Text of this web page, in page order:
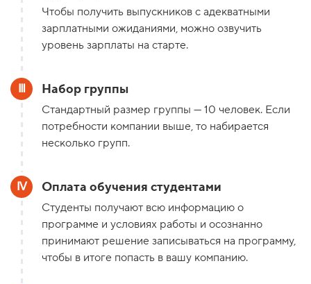
Чтобы получить выпускников с адекватными
зарплатными ожиданиями, можно озвучить
уровень зарплаты на старте.
Набор группы
Стандартный размер группы — 10 человек. Если
потребности компании выше, то набирается
несколько групп.
Оплата обучения студентами
Студенты получают всю информацию о
программе и условиях работы и осознанно
принимают решение записываться на программу,
чтобы в итоге попасть в вашу компанию.